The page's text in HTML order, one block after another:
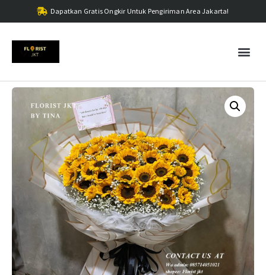
Dapatkan Gratis Ongkir Untuk Pengiriman Area Jakarta!